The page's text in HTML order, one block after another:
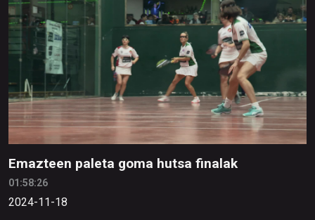
Emazteen paleta goma hutsa finalak
01:58:26
2024-11-18